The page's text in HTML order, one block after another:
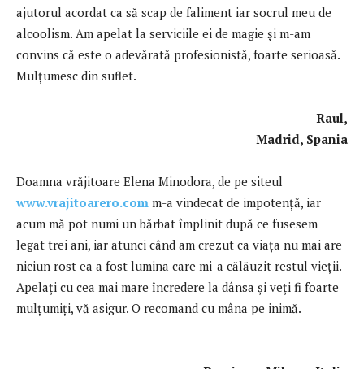
ajutorul acordat ca să scap de faliment iar socrul meu de
alcoolism. Am apelat la serviciile ei de magie şi m-am
convins că este o adevărată profesionistă, foarte serioasă.
Mulţumesc din suflet.
Raul,
Madrid, Spania
Doamna vrăjitoare Elena Minodora, de pe siteul
www.vrajitoarero.com m-a vindecat de impotenţă, iar
acum mă pot numi un bărbat împlinit după ce fusesem
legat trei ani, iar atunci când am crezut ca viaţa nu mai are
niciun rost ea a fost lumina care mi-a călăuzit restul vieţii.
Apelaţi cu cea mai mare încredere la dânsa şi veţi fi foarte
mulţumiţi, vă asigur. O recomand cu mâna pe inimă.